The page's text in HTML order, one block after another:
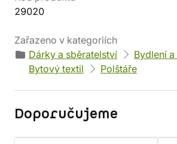
29020
Zařazeno v kategoriích
Dárky a sběratelství
Bydlení
Bytový textil
Polštáře
Doporučujeme